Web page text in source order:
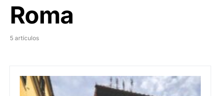
Roma
5 artículos